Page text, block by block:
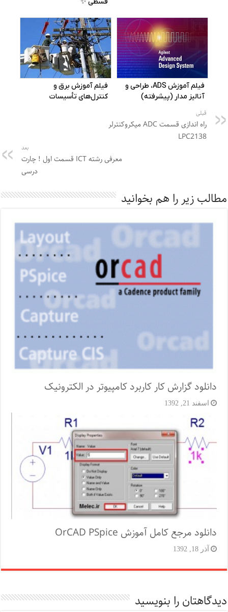
قبلی
راه اندازی قسمت ADC میکروکنترلر
LPC2138
بعد
معرفی رشته ICT قسمت اول ! چارت
درسی
مطالب زیر را هم بخوانید
دانلود گزارش کار کاربرد کامپیوتر در الکترونیک
اسفند 21, 1392
دانلود مرجع کامل آموزش OrCAD PSpice
آذر 18, 1392
دیدگاهتان را بنویسید